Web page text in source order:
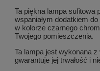
Ta piękna lampa sufitowa
wspaniałym dodatkiem
w kolorze czarnego
Twojego pomieszczenia.
Ta lampa jest wykonana
gwarantuje jej trwałość i